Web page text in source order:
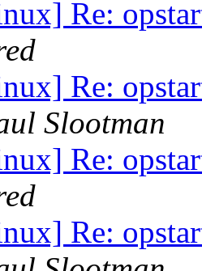
Re:
Re:
Slootman
Re:
Re: